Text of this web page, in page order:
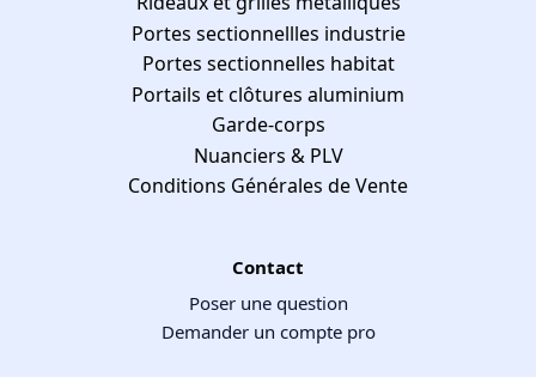
Portes sectionnellles industrie
Portes sectionnelles habitat
Portails et clôtures aluminium
Garde-corps
Nuanciers & PLV
Conditions Générales de Vente
Contact
Poser une question
Demander un compte pro